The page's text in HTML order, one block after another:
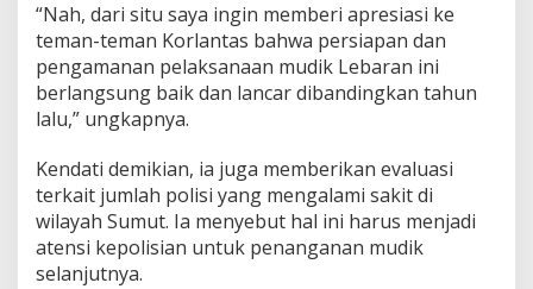
“Nah, dari situ saya ingin memberi apresiasi ke
teman-teman Korlantas bahwa persiapan dan
pengamanan pelaksanaan mudik Lebaran ini
berlangsung baik dan lancar dibandingkan tahun
lalu,” ungkapnya.
Kendati demikian, ia juga memberikan evaluasi
terkait jumlah polisi yang mengalami sakit di
wilayah Sumut. Ia menyebut hal ini harus menjadi
atensi kepolisian untuk penanganan mudik
selanjutnya.